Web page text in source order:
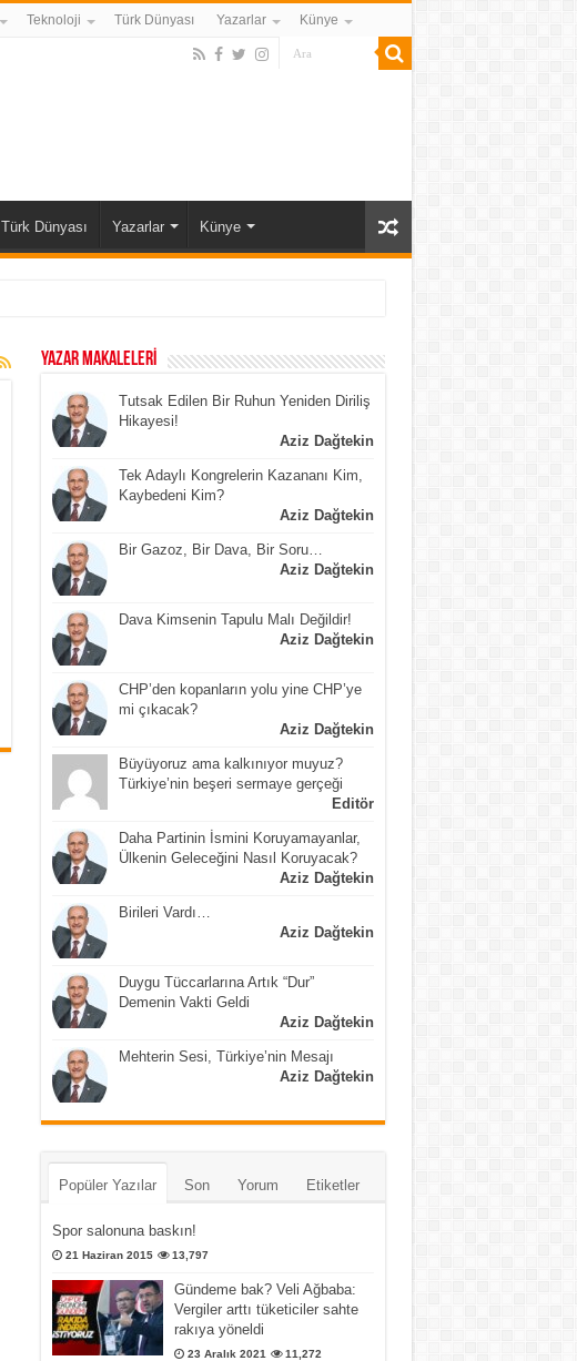
Teknoloji Türk Dünyası Yazarlar Künye
Türk Dünyası Yazarlar Künye
YAZAR MAKALELERİ
Tutsak Edilen Bir Ruhun Yeniden Diriliş
Hikayesi!
Aziz Dağtekin
Tek Adaylı Kongrelerin Kazananı Kim,
Kaybedeni Kim?
Aziz Dağtekin
Bir Gazoz, Bir Dava, Bir Soru…
Aziz Dağtekin
Dava Kimsenin Tapulu Malı Değildir!
Aziz Dağtekin
CHP’den kopanların yolu yine CHP’ye
mi çıkacak?
Aziz Dağtekin
Büyüyoruz ama kalkınıyor muyuz?
Türkiye’nin beşeri sermaye gerçeği
Editör
Daha Partinin İsmini Koruyamayanlar,
Ülkenin Geleceğini Nasıl Koruyacak?
Aziz Dağtekin
Birileri Vardı…
Aziz Dağtekin
Duygu Tüccarlarına Artık “Dur”
Demenin Vakti Geldi
Aziz Dağtekin
Mehterin Sesi, Türkiye’nin Mesajı
Aziz Dağtekin
Popüler Yazılar Son Yorum Etiketler
Spor salonuna baskın!
21 Haziran 2015 13,797
Gündeme bak? Veli Ağbaba:
Vergiler arttı tüketiciler sahte
rakıya yöneldi
23 Aralık 2021 11,272